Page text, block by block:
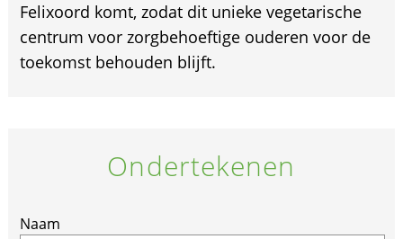
Felixoord komt, zodat dit unieke vegetarische
centrum voor zorgbehoeftige ouderen voor de
toekomst behouden blijft.
Ondertekenen
Naam